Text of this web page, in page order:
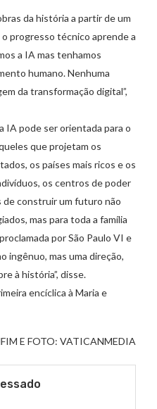
da história a partir de um
progresso técnico aprende a
a IA mas tenhamos
humano. Nenhuma
da transformação digital”,
IA pode ser orientada para o
que projetam os
os países mais ricos e os
os centros de poder
de construir um futuro não
mas para toda a família
por São Paulo VI e
ingênuo, mas uma direção,
à história”, disse.
encíclica à Maria e
E FOTO: VATICANMEDIA